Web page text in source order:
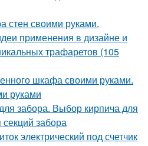
стен своими руками.
применения в дизайне и
трафаретов (105
шкафа своими руками.
руками
забора. Выбор кирпича для
забора
электрический под счетчик